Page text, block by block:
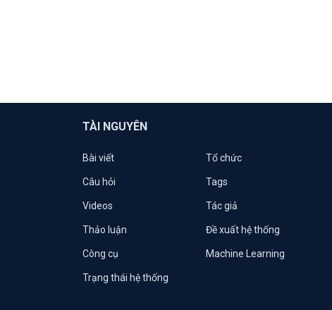
TÀI NGUYÊN
Bài viết Tổ chức
Câu hỏi Tags
Videos Tác giả
Thảo luận Đề xuất hệ thống
Công cụ Machine Learning
Trạng thái hệ thống